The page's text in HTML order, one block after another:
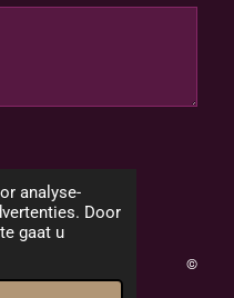
analyse-
Door
gaat u